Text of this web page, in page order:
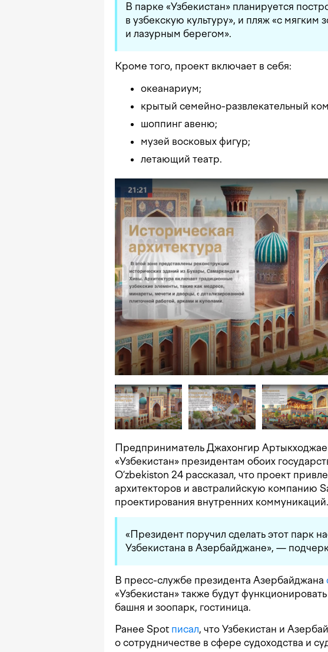
В парке «Узбекистан» планируется
в узбекскую культуру», и пляж «с мягким
и лазурным берегом».
Кроме того, проект включает в себя:
океанариум;
крытый семейно-развлекательный
шоппинг авеню;
музей восковых фигур;
летающий театр.
Предприниматель Джахонгир
«Узбекистан» президентам обоих
O’zbekiston 24 рассказал, что проект
архитекторов и австралийскую компанию
проектирования внутренних коммуникаций.
«Президент поручил сделать этот парк
Узбекистана в Азербайджане», —
В пресс-службе президента Азербайджана
«Узбекистан» также будут
башня и зоопарк, гостиница.
Ранее Spot писал, что Узбекистан и
о сотрудничестве в сфере судоходства и